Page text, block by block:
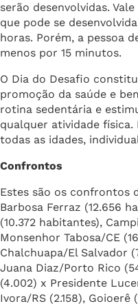
serão desenvolvidas.
que pode se
horas. Porém, a pessoa
menos por 15 minutos.
O Dia do Desafio
promoção da saúde e
rotina sedentária e
qualquer atividade física.
todas as idades,
Confrontos
Estes são os confrontos
Barbosa Ferraz (12.656
(10.372 habitantes),
Monsenhor Tabosa/CE
Chalchuapa/El Salvador
Juana Diaz/Porto Rico
(4.002) x Presidente
Ivora/RS (2.158), Goioerê